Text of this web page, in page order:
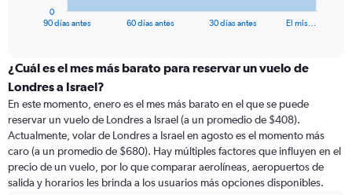
categories.
Range:
categories.
The
chart
has
1
Y
90 días antes 60 días antes 30 días antes El mis…
0
¿Cuál es el mes más barato para reservar un vuelo de
Londres a Israel?
En este momento, enero es el mes más barato en el que se puede
reservar un vuelo de Londres a Israel (a un promedio de $408).
Actualmente, volar de Londres a Israel en agosto es el momento más
caro (a un promedio de $680). Hay múltiples factores que influyen en el
precio de un vuelo, por lo que comparar aerolíneas, aeropuertos de
salida y horarios les brinda a los usuarios más opciones disponibles.